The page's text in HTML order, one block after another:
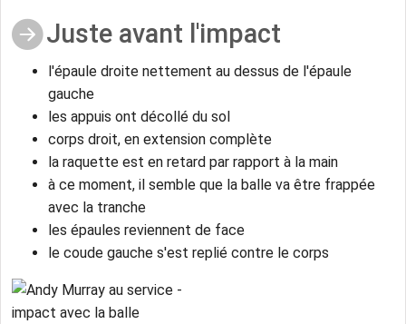
Juste avant l'impact
l'épaule droite nettement au dessus de l'épaule
gauche
les appuis ont décollé du sol
corps droit, en extension complète
la raquette est en retard par rapport à la main
à ce moment, il semble que la balle va être frappée
avec la tranche
les épaules reviennent de face
le coude gauche s'est replié contre le corps